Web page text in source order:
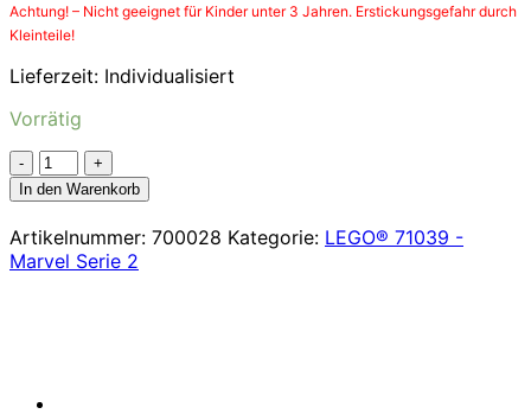
Achtung! – Nicht geeignet für Kinder unter 3 Jahren. Erstickungsgefahr durch
Kleinteile!
Lieferzeit: Individualisiert
Vorrätig
She-
Hulk
-
71039
Menge
In den Warenkorb
Artikelnummer: 700028 Kategorie: LEGO® 71039 -
Marvel Serie 2